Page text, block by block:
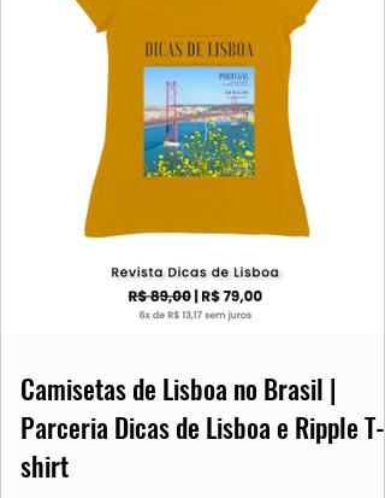
Camisetas de Lisboa no Brasil |
Parceria Dicas de Lisboa e Ripple T-
shirt